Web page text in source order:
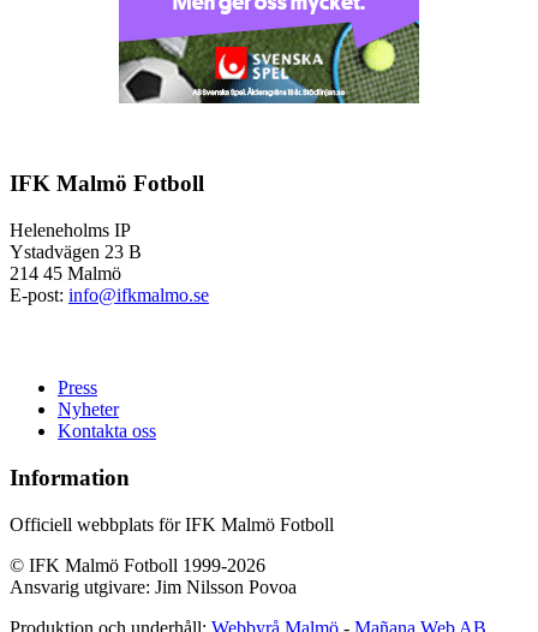
IFK Malmö Fotboll
Heleneholms IP
Ystadvägen 23 B
214 45 Malmö
E-post: info@ifkmalmo.se
Press
Nyheter
Kontakta oss
Information
Officiell webbplats för IFK Malmö Fotboll
© IFK Malmö Fotboll 1999-2026
Ansvarig utgivare: Jim Nilsson Povoa
Produktion och underhåll: Webbyrå Malmö - Mañana Web AB